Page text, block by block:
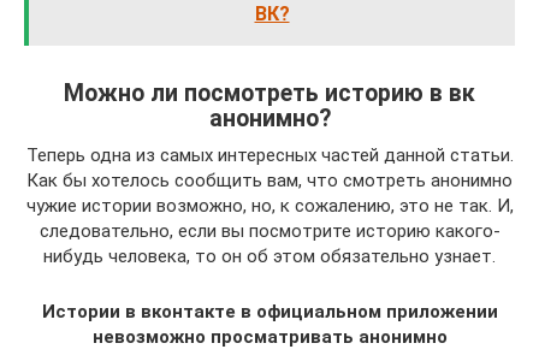
ВК?
Можно ли посмотреть историю в вк
анонимно?
Теперь одна из самых интересных частей данной статьи.
Как бы хотелось сообщить вам, что смотреть анонимно
чужие истории возможно, но, к сожалению, это не так. И,
следовательно, если вы посмотрите историю какого-
нибудь человека, то он об этом обязательно узнает.
Истории в вконтакте в официальном приложении
невозможно просматривать анонимно